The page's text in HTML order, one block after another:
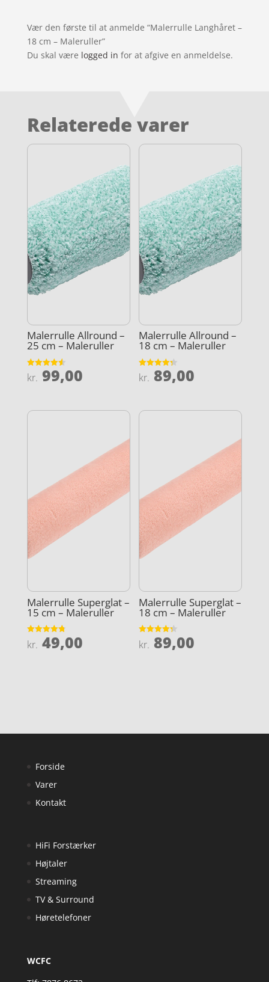
Vær den første til at anmelde “Malerrulle Langhåret –
18 cm – Maleruller”
Du skal være logged in for at afgive en anmeldelse.
Relaterede varer
Malerrulle Allround –
25 cm – Maleruller
Vurderet
4.6
kr. 99,00
Malerrulle Allround –
18 cm – Maleruller
Vurderet
4.3
kr. 89,00
Malerrulle Superglat –
15 cm – Maleruller
Vurderet
4.8
kr. 49,00
Malerrulle Superglat –
18 cm – Maleruller
Vurderet
4.3
kr. 89,00
Forside
Varer
Kontakt
HiFi Forstærker
Højtaler
Streaming
TV & Surround
Høretelefoner
WCFC